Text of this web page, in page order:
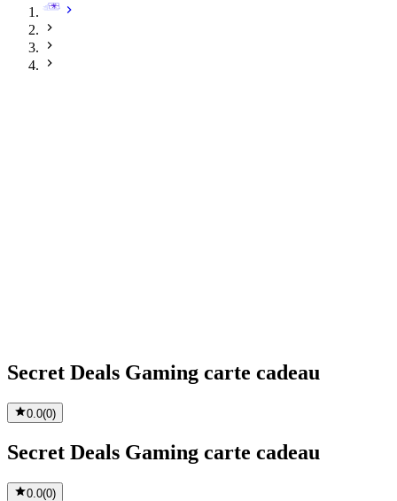
Secret Deals Gaming carte cadeau
0.0(0)
Secret Deals Gaming carte cadeau
0.0(0)